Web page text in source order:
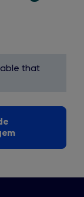
that